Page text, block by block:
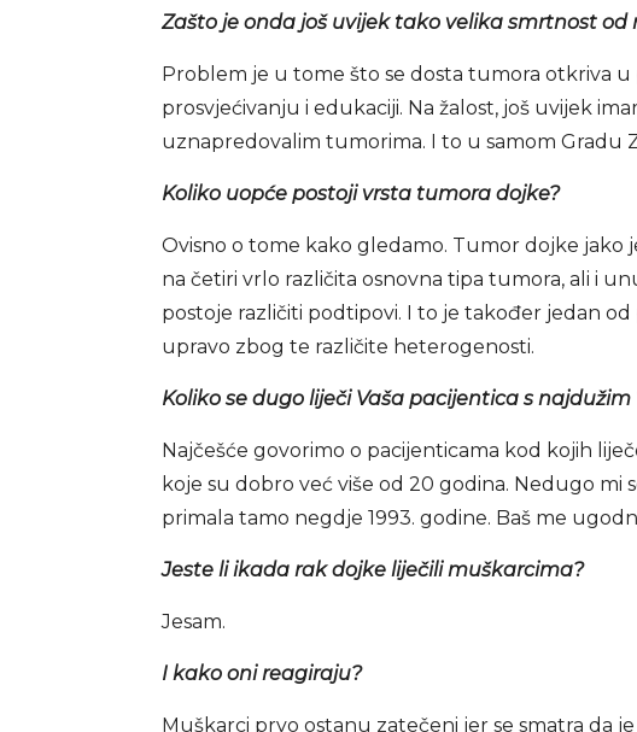
Zašto je onda još uvijek tako velika smrtnost od
Problem je u tome što se dosta tumora otkriva
prosvjećivanju i edukaciji. Na žalost, još uvijek
uznapredovalim tumorima. I to u samom Gradu
Koliko uopće postoji vrsta tumora dojke?
Ovisno o tome kako gledamo. Tumor dojke
na četiri vrlo različita osnovna tipa tumora, ali i
postoje različiti podtipovi. I to je također jedan
upravo zbog te različite heterogenosti.
Koliko se dugo liječi Vaša pacijentica s najdužim
Najčešće govorimo o pacijenticama kod kojih
koje su dobro već više od 20 godina. Nedugo mi
primala tamo negdje 1993. godine. Baš me
Jeste li ikada rak dojke liječili muškarcima?
Jesam.
I kako oni reagiraju?
Muškarci prvo ostanu zatečeni jer se smatra da